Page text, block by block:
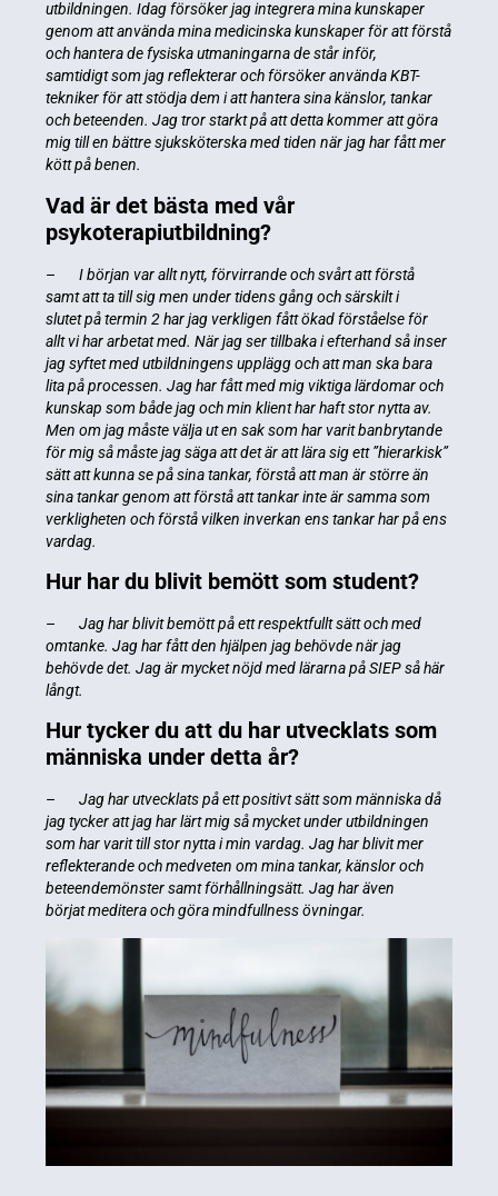
utbildningen. Idag försöker jag integrera mina kunskaper
genom att använda mina medicinska kunskaper för att förstå
och hantera de fysiska utmaningarna de står inför,
samtidigt som jag reflekterar och försöker använda KBT-
tekniker för att stödja dem i att hantera sina känslor, tankar
och beteenden.Jag tror starkt på att detta kommer att göra
mig till en bättre sjuksköterska med tiden när jag har fått mer
kött på benen.
Vad är det bästa med vår
psykoterapiutbildning?
–I början var allt nytt, förvirrande och svårt att förstå
samt att ta till sig men under tidens gång och särskilt i
slutet på termin 2 har jag verkligen fått ökad förståelse för
allt vi har arbetat med. När jag ser tillbaka i efterhand så inser
jag syftet med utbildningens upplägg och att man ska bara
lita på processen. Jag har fått med mig viktiga lärdomar och
kunskap som både jag och min klient har haft stor nytta av.
Men om jag måste välja ut en sak som har varit banbrytande
för mig så måste jag säga att det är att lära sig ett ”hierarkisk”
sätt att kunna se på sina tankar, förstå att man är större än
sina tankar genom att förstå att tankar inte är samma som
verkligheten och förstå vilken inverkan ens tankar har på ens
vardag.
Hur har du blivit bemött som student?
–Jag har blivit bemött på ett respektfullt sätt och med
omtanke. Jag har fått den hjälpen jag behövde när jag
behövde det. Jag är mycket nöjd med lärarna på SIEP så här
långt.
Hur tycker du att du har utvecklats som
människa under detta år?
–Jag har utvecklats på ett positivt sätt som människa då
jag tycker att jag har lärt mig så mycket under utbildningen
som har varit till stor nytta i min vardag. Jag har blivit mer
reflekterande och medveten om mina tankar, känslor och
beteendemönster samt förhållningsätt. Jag har även
börjat meditera och göra mindfullness övningar.